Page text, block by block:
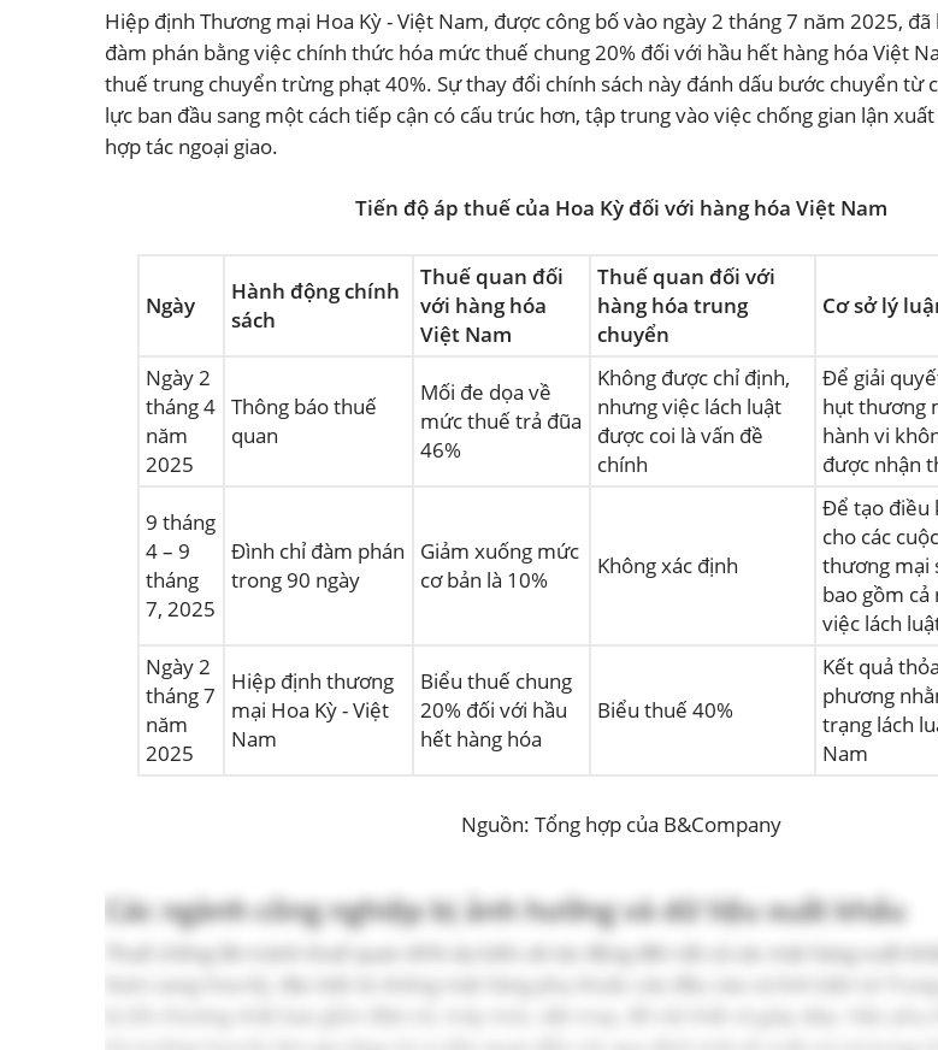
Hiệp định Thương mại Hoa Kỳ - Việt Nam, được công bố vào ngày 2 tháng 7 năm 2025,
đàm phán bằng việc chính thức hóa mức thuế chung 20% đối với hầu hết hàng hóa Việt
thuế trung chuyển trừng phạt 40%. Sự thay đổi chính sách này đánh dấu bước chuyển từ
lực ban đầu sang một cách tiếp cận có cấu trúc hơn, tập trung vào việc chống gian lận
hợp tác ngoại giao.
Tiến độ áp thuế của Hoa Kỳ đối với hàng hóa Việt Nam
Ngày
Hành động chính
sách
Thuế quan đối
với hàng hóa
Việt Nam
Thuế quan đối với
hàng hóa trung
chuyển
Cơ sở lý
Ngày 2
tháng 4
năm
2025
Thông báo thuế
quan
Mối đe dọa về
mức thuế trả đũa
46%
Không được chỉ định,
nhưng việc lách luật
được coi là vấn đề
chính
Để giải
hụt thương
hành vi
được nhận
9 tháng
4 – 9
tháng
7, 2025
Đình chỉ đàm phán
trong 90 ngày
Giảm xuống mức
cơ bản là 10%
Không xác định
Để tạo điều
cho các
thương mại
bao gồm cả
việc lách
Ngày 2
tháng 7
năm
2025
Hiệp định thương
mại Hoa Kỳ - Việt
Nam
Biểu thuế chung
20% đối với hầu
hết hàng hóa
Biểu thuế 40%
Kết quả
phương
trạng lách
Nam
Nguồn: Tổng hợp của B&Company
Các ngành công nghiệp bị ảnh hưởng và dữ liệu xuất khẩu
Thuế chống lẩn tránh thuế quan 40% dự kiến sẽ tác động đến tất cả các mặt hàng xuất
Nam sang Hoa Kỳ, đặc biệt là những mặt hàng phụ thuộc vào đầu vào và linh kiện từ Trung